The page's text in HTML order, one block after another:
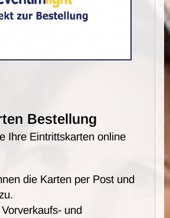
Bestellung
Ihre Eintrittskarten online
die Karten per Post und
und